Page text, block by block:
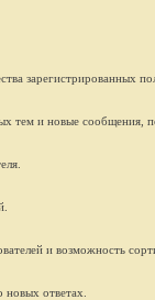
зарегистрированных
тем и новые сообщения,
и возможность
ответах.